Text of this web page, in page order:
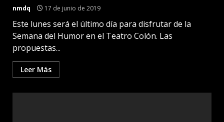
nmdq 17 de junio de 2019
Este lunes será el último día para disfrutar de la
Semana del Humor en el Teatro Colón. Las
propuestas...
Leer Más